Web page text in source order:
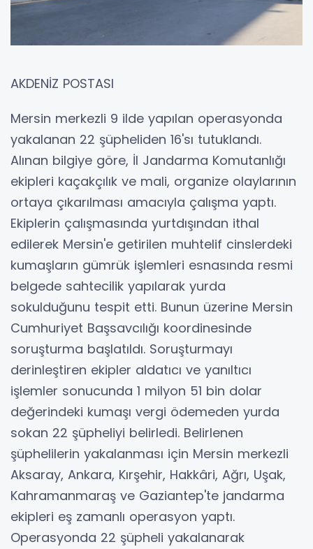
AKDENİZ POSTASI
Mersin merkezli 9 ilde yapılan operasyonda
yakalanan 22 şüpheliden 16'sı tutuklandı.
Alınan bilgiye göre, İl Jandarma Komutanlığı
ekipleri kaçakçılık ve mali, organize olaylarının
ortaya çıkarılması amacıyla çalışma yaptı.
Ekiplerin çalışmasında yurtdışından ithal
edilerek Mersin'e getirilen muhtelif cinslerdeki
kumaşların gümrük işlemleri esnasında resmi
belgede sahtecilik yapılarak yurda
sokulduğunu tespit etti. Bunun üzerine Mersin
Cumhuriyet Başsavcılığı koordinesinde
soruşturma başlatıldı. Soruşturmayı
derinleştiren ekipler aldatıcı ve yanıltıcı
işlemler sonucunda 1 milyon 51 bin dolar
değerindeki kumaşı vergi ödemeden yurda
sokan 22 şüpheliyi belirledi. Belirlenen
şüphelilerin yakalanması için Mersin merkezli
Aksaray, Ankara, Kırşehir, Hakkâri, Ağrı, Uşak,
Kahramanmaraş ve Gaziantep'te jandarma
ekipleri eş zamanlı operasyon yaptı.
Operasyonda 22 şüpheli yakalanarak